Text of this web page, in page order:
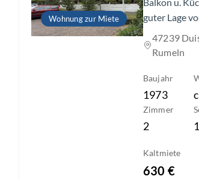
Wohnung zur Miete
guter Lage
47239
Rumeln
Baujahr
1973
Zimmer
2 1
Kaltmiete
630 €